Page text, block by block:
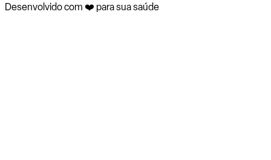
Desenvolvido com ❤️ para sua saúde